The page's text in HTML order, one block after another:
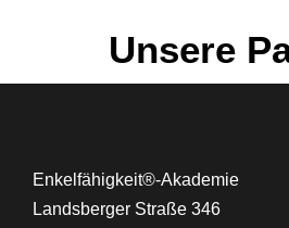
Unsere
Enkelfähigkeit®-Akademie
Landsberger Straße 346